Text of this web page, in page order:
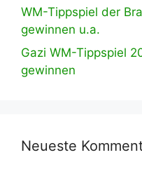
WM-Tippspiel der
gewinnen u.a.
Gazi WM-Tippspiel
gewinnen
Neueste